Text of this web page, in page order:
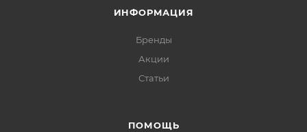
ИНФОРМАЦИЯ
Бренды
Акции
Статьи
ПОМОЩЬ